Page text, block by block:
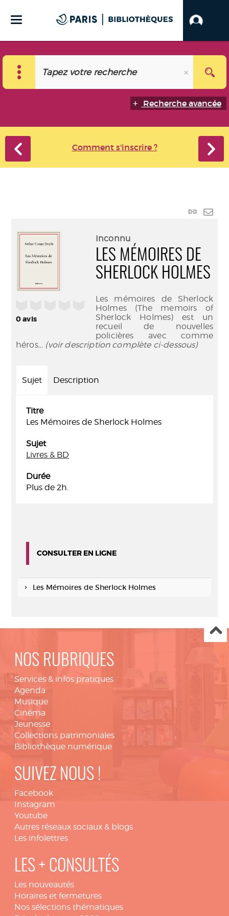
Recherche avancée
Comment s'inscrire ?
Lien
0avis
Inconnu
LES MÉMOIRES DE
SHERLOCK HOLMES
Les mémoires de Sherlock
Holmes (The memoirs of
Sherlock Holmes) est un
recueil de nouvelles
policières avec comme
héros... (voir description complète ci-dessous)
Sujet Description
Titre
Les Mémoires de Sherlock Holmes
Sujet
Livres & BD
Durée
Plus de 2h.
CONSULTER EN LIGNE
Les Mémoires de Sherlock Holmes
NOS RUBRIQUES
Services & infos pratiques
Agenda
Musique
Cinéma
Jeunesse
Collections patrimoniales
Bibliothèque numérique
SUIVEZ NOUS !
Facebook
Instagram
Youtube
Autres réseaux sociaux & blogs
Les infolettres
LES + CONSULTÉS
Les nouveautés
Horaires et fermetures
Nos sélections thématiques